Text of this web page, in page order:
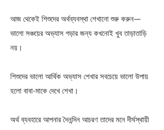
আজ থেকেই শিশুদের অর্থব্যবস্থা শেখানো শুরু করুন—
ভালো সঞ্চয়ের অভ্যাস গড়ার জন্য কখনোই খুব তাড়াতাড়ি
নয়।
শিশুদের ভালো আর্থিক অভ্যাস শেখার সবচেয়ে ভালো উপায়
হলো বাবা-মাকে দেখে শেখা।
অর্থ ব্যবহারে আপনার দৈনন্দিন আচরণ তাদের মনে দীর্ঘস্থায়ী